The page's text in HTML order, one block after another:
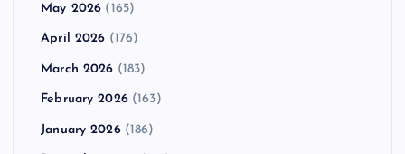
May 2026 (165)
April 2026 (176)
March 2026 (183)
February 2026(163)
January 2026(186)